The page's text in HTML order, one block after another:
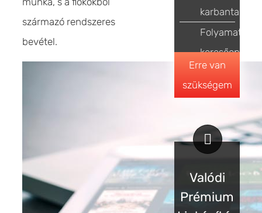
származó rendszeres
bevétel.
karbantartás
Folyamatos
Erre van
szükségem
Valódi
Prémium